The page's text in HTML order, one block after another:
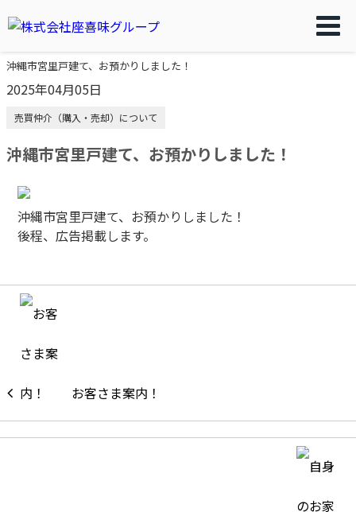
沖縄市宮里戸建て、お預かりしました！
2025年04月05日
売買仲介（購入・売却）について
沖縄市宮里戸建て、お預かりしました！
沖縄市宮里戸建て、お預かりしました！
後程、広告掲載します。
お客さま案内！